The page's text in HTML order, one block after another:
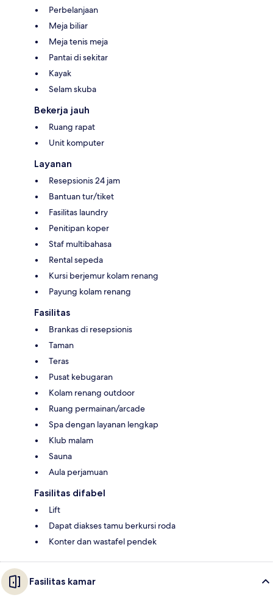
Perbelanjaan
Meja biliar
Meja tenis meja
Pantai di sekitar
Kayak
Selam skuba
Bekerja jauh
Ruang rapat
Unit komputer
Layanan
Resepsionis 24 jam
Bantuan tur/tiket
Fasilitas laundry
Penitipan koper
Staf multibahasa
Rental sepeda
Kursi berjemur kolam renang
Payung kolam renang
Fasilitas
Brankas di resepsionis
Taman
Teras
Pusat kebugaran
Kolam renang outdoor
Ruang permainan/arcade
Spa dengan layanan lengkap
Klub malam
Sauna
Aula perjamuan
Fasilitas difabel
Lift
Dapat diakses tamu berkursi roda
Konter dan wastafel pendek
Fasilitas kamar